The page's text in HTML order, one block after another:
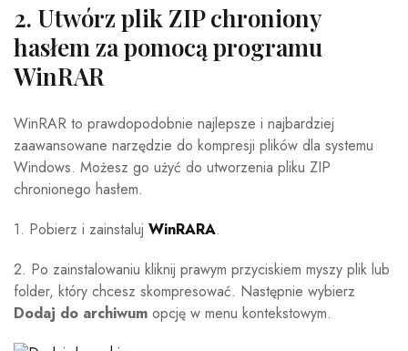
2. Utwórz plik ZIP chroniony
hasłem za pomocą programu
WinRAR
WinRAR to prawdopodobnie najlepsze i najbardziej
zaawansowane narzędzie do kompresji plików dla systemu
Windows. Możesz go użyć do utworzenia pliku ZIP
chronionego hasłem.
1. Pobierz i zainstaluj WinRARA.
2. Po zainstalowaniu kliknij prawym przyciskiem myszy plik lub
folder, który chcesz skompresować. Następnie wybierz
Dodaj do archiwum opcję w menu kontekstowym.